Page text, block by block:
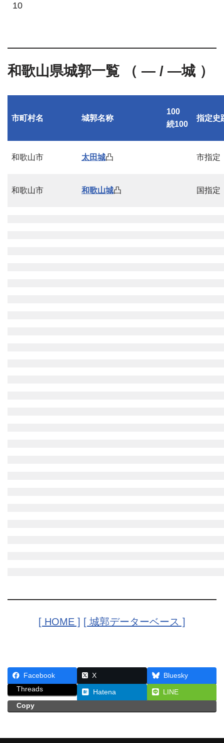
10
和歌山県城郭一覧 （ — / —城 ）
市町村名 城郭名称
100
続100
指定史
和歌山市 太田城凸 市指定
和歌山市 和歌山城凸 国指定
[ HOME ] [ 城郭データーベース ]
Facebook X
Bluesky
Threads
Hatena
LINE
Copy